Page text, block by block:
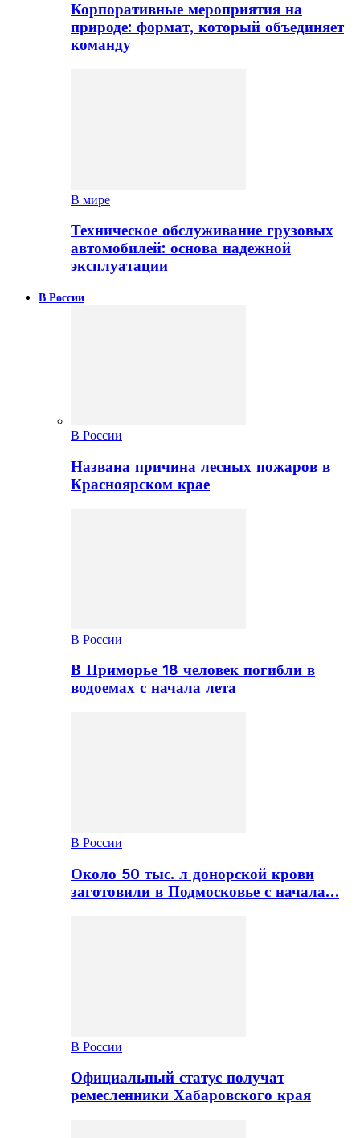
Корпоративные мероприятия на
природе: формат, который объединяет
команду
В мире
Техническое обслуживание грузовых
автомобилей: основа надежной
эксплуатации
В России
В России
Названа причина лесных пожаров в
Красноярском крае
В России
В Приморье 18 человек погибли в
водоемах с начала лета
В России
Около 50 тыс. л донорской крови
заготовили в Подмосковье с начала…
В России
Официальный статус получат
ремесленники Хабаровского края